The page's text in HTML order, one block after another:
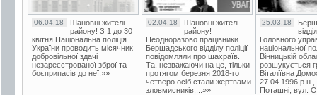
06.04.18
Шановні жителі
району! З 1 до 30
квітня Національна поліція
України проводить місячник
добровільної здачі
незареєстрованої зброї та
боєприпасів до неї.»»
02.04.18
Шановні жителі
району!
Неодноразово працівники
Бершадського відділу поліції
повідомляли про шахраїв.
Та, незважаючи на це, тільки
протягом березня 2018-го
четверо осіб стали жертвами
зловмисників....»»
25.03.18
Головного
національної
Вінницькій
розшукується
Віталіївна
27.04.1996 р.н.,
Поташні, вул.